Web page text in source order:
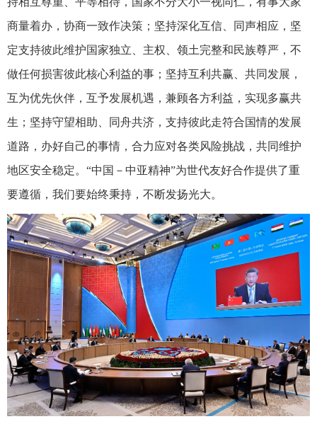
商量着办，协商一致作决策；坚持深化互信、同声相应，坚
定支持彼此维护国家独立、主权、领土完整和民族尊严，不
做任何损害彼此核心利益的事；坚持互利共赢、共同发展，
互为优先伙伴，互予发展机遇，兼顾各方利益，实现多赢共
生；坚持守望相助、同舟共济，支持彼此走符合国情的发展
道路，办好自己的事情，合力应对各类风险挑战，共同维护
地区安全稳定。“中国－中亚精神”为世代友好合作提供了重
要遵循，我们要始终秉持，不断发扬光大。